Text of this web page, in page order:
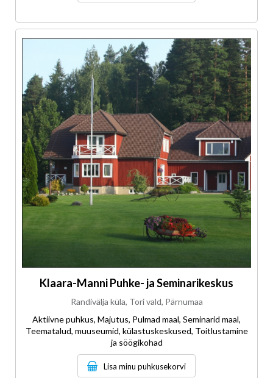
Klaara-Manni Puhke- ja Seminarikeskus
Randivälja küla, Tori vald, Pärnumaa
Aktiivne puhkus, Majutus, Pulmad maal, Seminarid maal,
Teematalud, muuseumid, külastuskeskused, Toitlustamine
ja söögikohad
Lisa minu puhkusekorvi